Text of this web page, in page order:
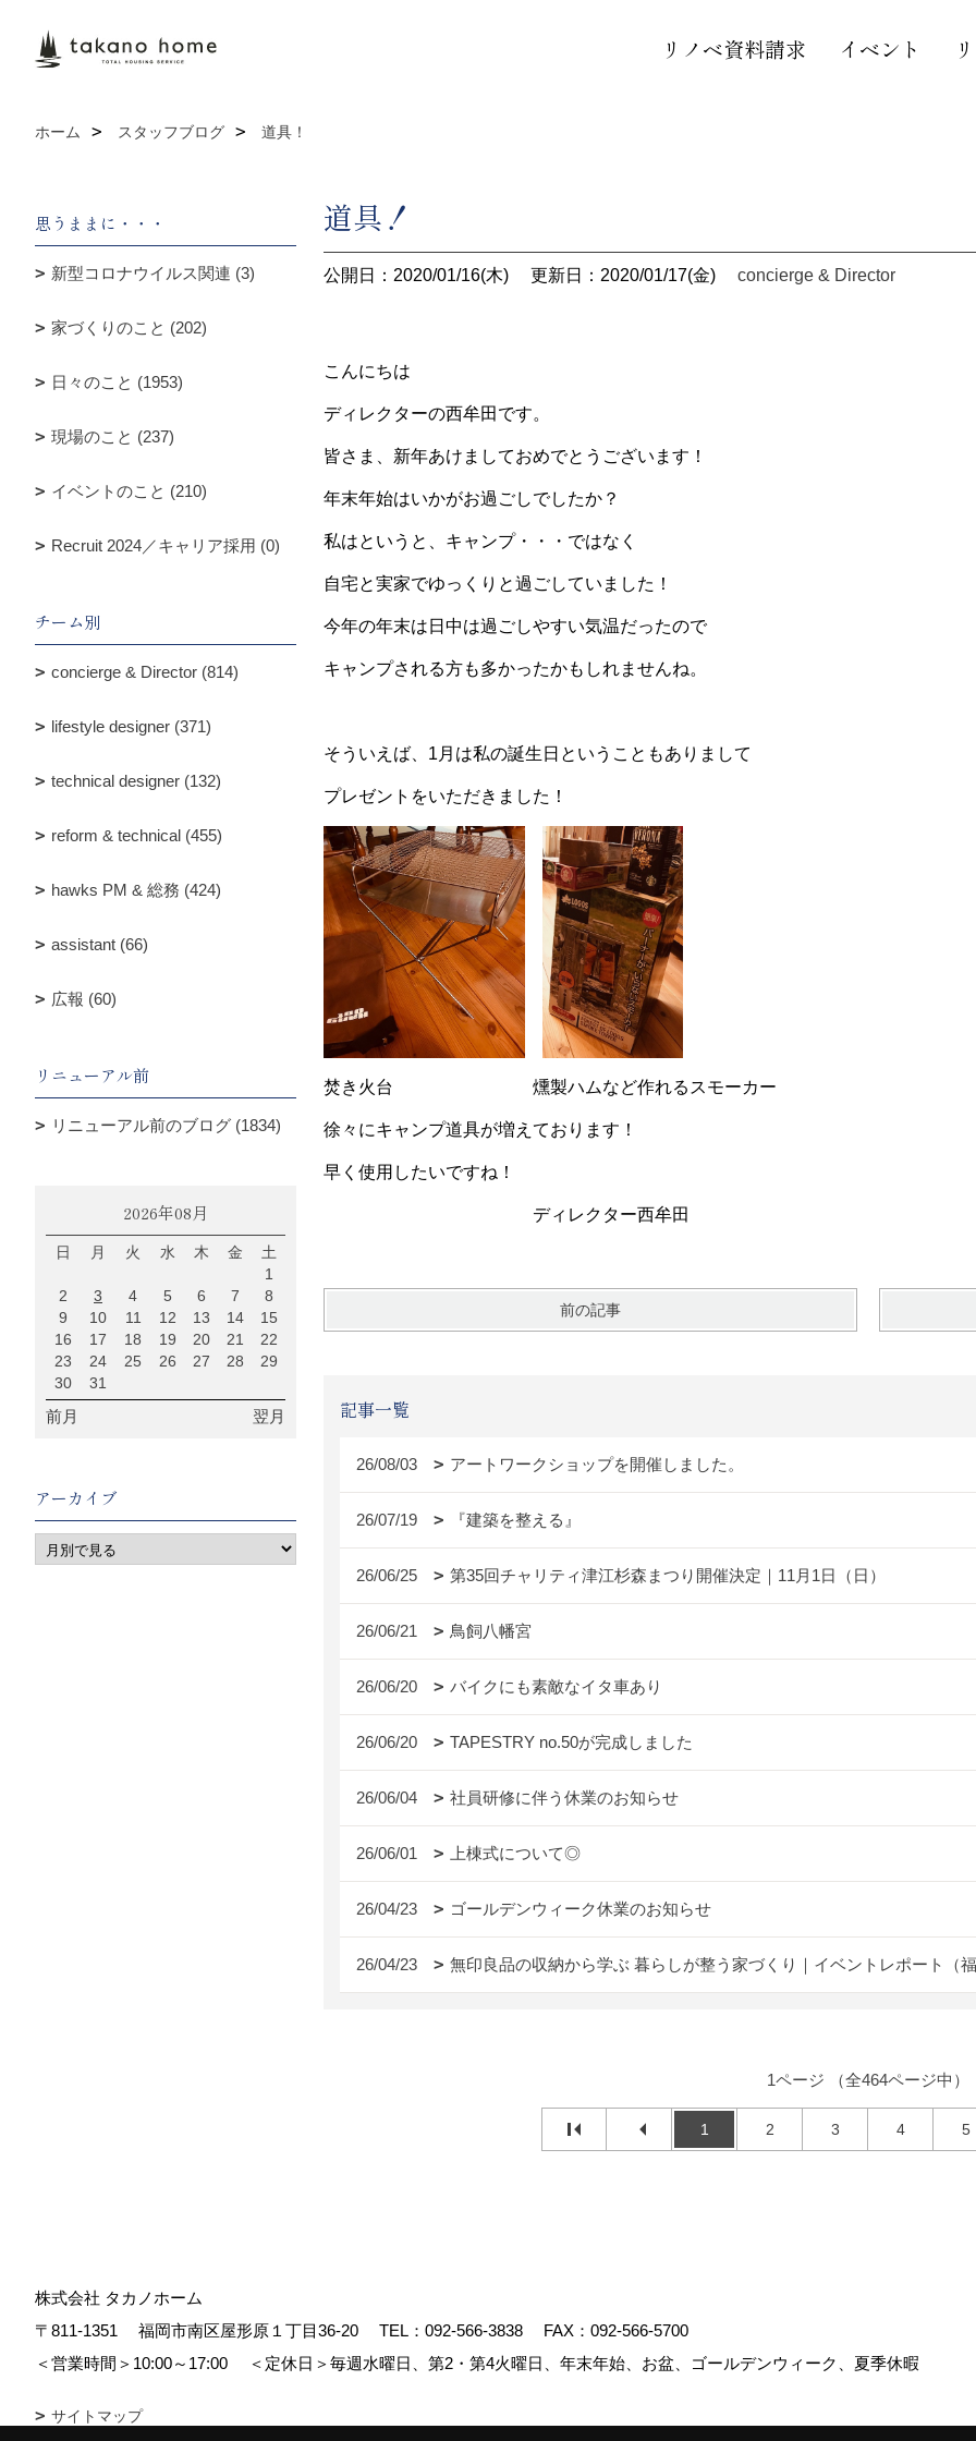
リノベ資料請求 イベント
ホーム スタッフブログ 道具！
道具！
公開日：2020/01/16(木) 更新日：2020/01/17(金) concierge & Director
こんにちは
ディレクターの西牟田です。
皆さま、新年あけましておめでとうございます！
年末年始はいかがお過ごしでしたか？
私はというと、キャンプ・・・ではなく
自宅と実家でゆっくりと過ごしていました！
今年の年末は日中は過ごしやすい気温だったので
キャンプされる方も多かったかもしれませんね。
そういえば、1月は私の誕生日ということもありまして
プレゼントをいただきました！
焚き火台 燻製ハムなど作れるスモーカー
徐々にキャンプ道具が増えております！
早く使用したいですね！
ディレクター西牟田
前の記事
記事一覧
26/08/03 アートワークショップを開催しました。
26/07/19 『建築を整える』
26/06/25 第35回チャリティ津江杉森まつり開催決定｜11月1日（日）
26/06/21 鳥飼八幡宮
26/06/20 バイクにも素敵なイタ車あり
26/06/20 TAPESTRY no.50が完成しました
26/06/04 社員研修に伴う休業のお知らせ
26/06/01 上棟式について◎
26/04/23 ゴールデンウィーク休業のお知らせ
26/04/23 無印良品の収納から学ぶ 暮らしが整う家づくり｜イベントレポート（
1ページ （全464ページ中）
1 2 3 4 5
思うままに・・・
新型コロナウイルス関連 (3)
家づくりのこと (202)
日々のこと (1953)
現場のこと (237)
イベントのこと (210)
Recruit 2024／キャリア採用 (0)
チーム別
concierge & Director (814)
lifestyle designer (371)
technical designer (132)
reform & technical (455)
hawks PM & 総務 (424)
assistant (66)
広報 (60)
リニューアル前
リニューアル前のブログ (1834)
2026年08月
日 月 火 水 木 金
土
1
2
3 4 5 6 7
8
9
10 11 12 13 14
15
16
17 18 19 20 21
22
23
24 25 26 27 28
29
30
31
前月 翌月
アーカイブ
株式会社 タカノホーム
〒811-1351
福岡市南区屋形原１丁目36-20 TEL： 092-566-3838
FAX：092-566-5700
＜営業時間＞10:00～17:00
＜定休日＞毎週水曜日、第2・第4火曜日、年末年始、お盆、ゴールデンウィーク、夏季休暇
サイトマップ